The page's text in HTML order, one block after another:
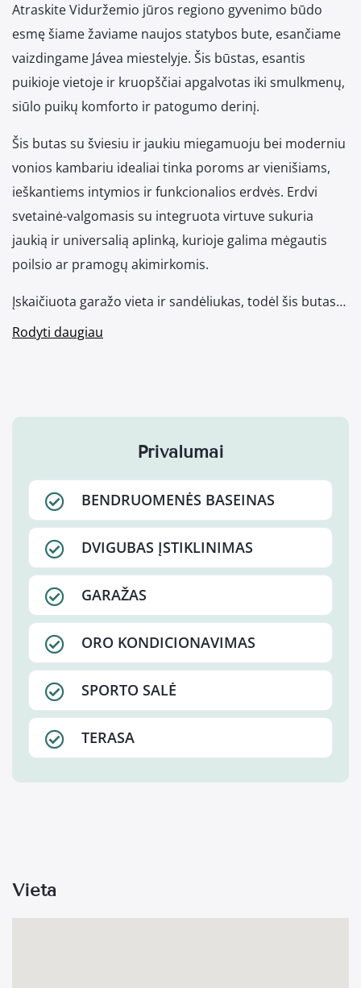
Atraskite Viduržemio jūros regiono gyvenimo būdo
esmę šiame žaviame naujos statybos bute, esančiame
vaizdingame Jávea miestelyje. Šis būstas, esantis
puikioje vietoje ir kruopščiai apgalvotas iki smulkmenų,
siūlo puikų komforto ir patogumo derinį.
Šis butas su šviesiu ir jaukiu miegamuoju bei moderniu
vonios kambariu idealiai tinka poroms ar vienišiams,
ieškantiems intymios ir funkcionalios erdvės. Erdvi
svetainė-valgomasis su integruota virtuve sukuria
jaukią ir universalią aplinką, kurioje galima mėgautis
poilsio ar pramogų akimirkomis.
Įskaičiuota garažo vieta ir sandėliukas, todėl šis butas…
Rodyti daugiau
Privalumai
BENDRUOMENĖS BASEINAS
DVIGUBAS ĮSTIKLINIMAS
GARAŽAS
ORO KONDICIONAVIMAS
SPORTO SALĖ
TERASA
Vieta